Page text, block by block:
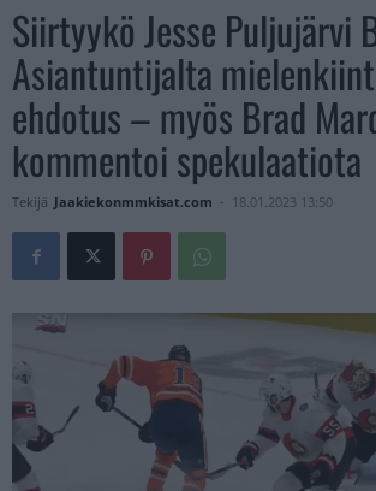
Siirtyykö Jesse Puljujärvi
Asiantuntijalta
ehdotus – myös Brad
kommentoi spekulaatiota
Tekijä Jaakiekonmmkisat.com - 18.01.2023 13:50